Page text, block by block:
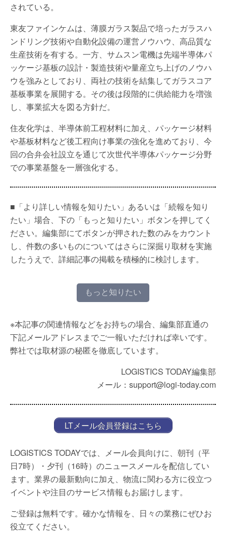
されている。
東友ファインケムは、薄膜ガラス製品で培ったガラスハ
ンドリング技術や自動化設備の運営ノウハウ、高品質な
生産技術を有する。一方、サムスン電機は先端半導体パ
ッケージ基板の設計・製造技術や量産立ち上げのノウハ
ウを強みとしており、両社の技術を結集してガラスコア
基板事業を展開する。その後は段階的に供給能力を増強
し、事業拡大を図る方針だ。
住友化学は、半導体前工程材料に加え、パッケージ材料
や基板材料など後工程向け事業の強化を進めており、今
回の合弁会社設立を通じて次世代半導体パッケージ分野
での事業基盤を一層強化する。
■「より詳しい情報を知りたい」あるいは「続報を知り
たい」場合、下の「もっと知りたい」ボタンを押してく
ださい。編集部にてボタンが押された数のみをカウント
し、件数の多いものについてはさらに深掘り取材を実施
したうえで、詳細記事の掲載を積極的に検討します。
もっと知りたい
※本記事の関連情報などをお持ちの場合、編集部直通の
下記メールアドレスまでご一報いただければ幸いです。
弊社では取材源の秘匿を徹底しています。
LOGISTICS TODAY編集部
メール：support@logi-today.com
LTメール会員登録はこちら
LOGISTICS TODAYでは、メール会員向けに、朝刊（平
日7時）・夕刊（16時）のニュースメールを配信してい
ます。業界の最新動向に加え、物流に関わる方に役立つ
イベントや注目のサービス情報もお届けします。
ご登録は無料です。確かな情報を、日々の業務にぜひお
役立てください。